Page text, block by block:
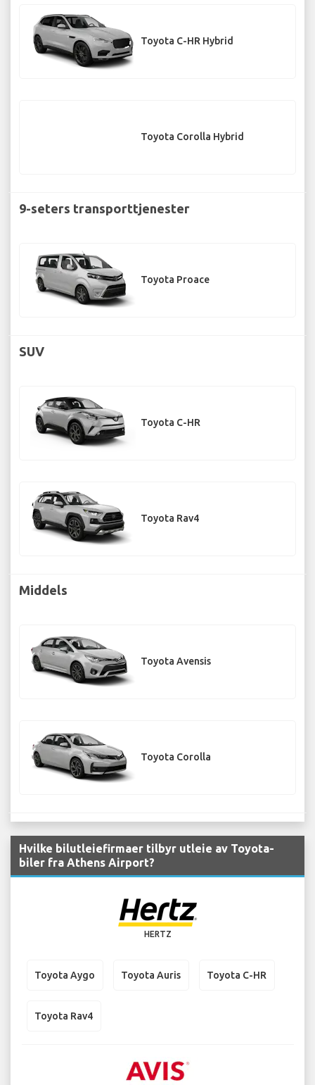
Toyota C-HR Hybrid
Toyota Corolla Hybrid
9-seters transporttjenester
Toyota Proace
SUV
Toyota C-HR
Toyota Rav4
Middels
Toyota Avensis
Toyota Corolla
Hvilke bilutleiefirmaer tilbyr utleie av Toyota-
biler fra Athens Airport?
HERTZ
Toyota Aygo Toyota Auris Toyota C-HR
Toyota Rav4